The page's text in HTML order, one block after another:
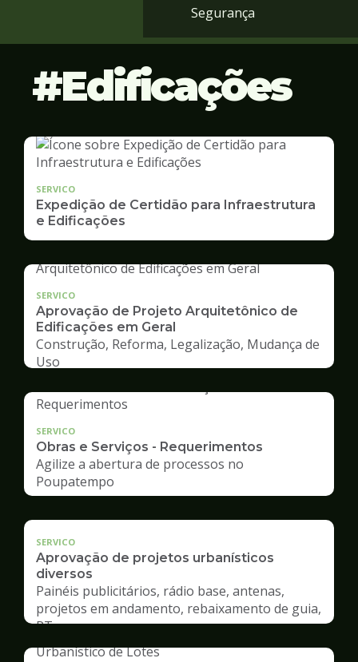
Segurança
Edificações
SERVICO
Expedição de Certidão para Infraestrutura
e Edificações
SERVICO
Aprovação de Projeto Arquitetônico de
Edificações em Geral
Construção, Reforma, Legalização, Mudança de
Uso
SERVICO
Obras e Serviços - Requerimentos
Agilize a abertura de processos no
Poupatempo
SERVICO
Aprovação de projetos urbanísticos
diversos
Painéis publicitários, rádio base, antenas,
projetos em andamento, rebaixamento de guia,
RT